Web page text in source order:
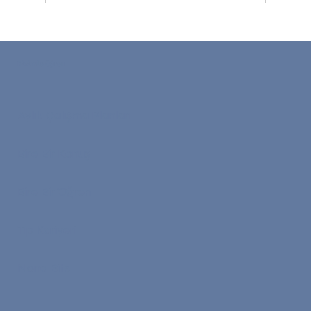
Müşteri Hizmetleri İçin İngilizce: